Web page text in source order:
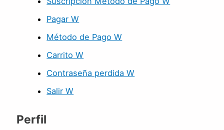
Pagar W
Método de Pago W
Carrito W
Contraseña perdida W
Salir W
Perfil